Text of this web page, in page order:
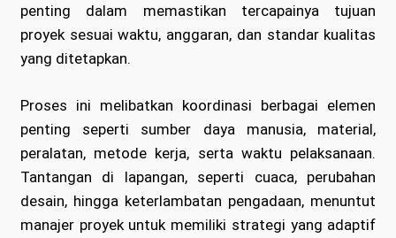
penting dalam memastikan tercapainya tujuan
proyek sesuai waktu, anggaran, dan standar kualitas
yang ditetapkan.
Proses ini melibatkan koordinasi berbagai elemen
penting seperti sumber daya manusia, material,
peralatan, metode kerja, serta waktu pelaksanaan.
Tantangan di lapangan, seperti cuaca, perubahan
desain, hingga keterlambatan pengadaan, menuntut
manajer proyek untuk memiliki strategi yang adaptif